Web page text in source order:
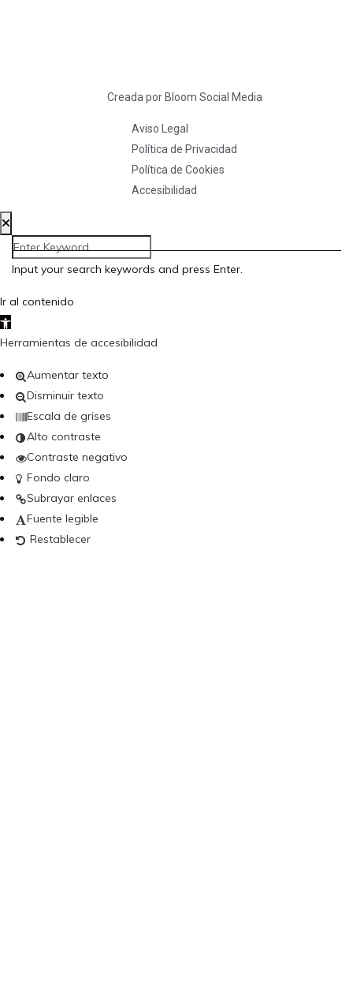
Creada por Bloom Social Media
Aviso Legal
Política de Privacidad
Política de Cookies
Accesibilidad
Input your search keywords and press Enter.
Ir al contenido
Abrir barra de herramientas
Herramientas de accesibilidad
Aumentar texto
Disminuir texto
Escala de grises
Alto contraste
Contraste negativo
Fondo claro
Subrayar enlaces
Fuente legible
Restablecer